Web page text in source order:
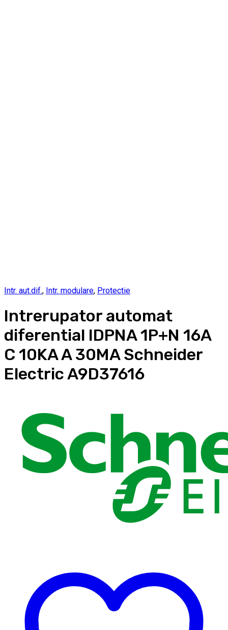
Intr. aut.dif., Intr. modulare, Protectie
Intrerupator automat
diferential IDPNA 1P+N 16A
C 10KA A 30MA Schneider
Electric A9D37616